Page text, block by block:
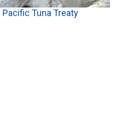
Tuna Treaty